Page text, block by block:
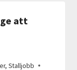
att
, Stalljobb